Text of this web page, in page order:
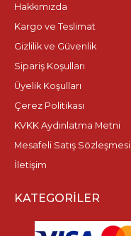
Hakkımızda
Kargo ve Teslimat
Gizlilik ve Güvenlik
Sipariş Koşulları
Üyelik Koşulları
Çerez Politikası
KVKK Aydınlatma Metni
Mesafeli Satış Sözleşmesi
İletişim
KATEGORILER